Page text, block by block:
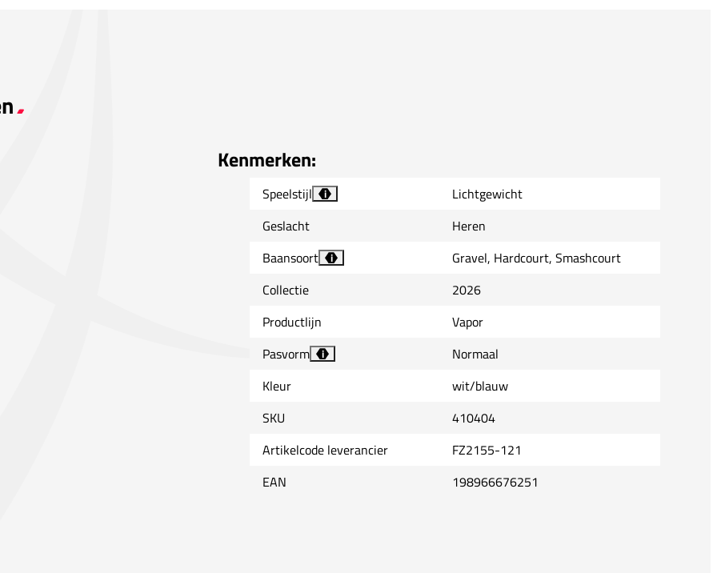
Kenmerken:
Speelstijl i
Lichtgewicht
Geslacht
Heren
Baansoort
i
Gravel, Hardcourt, Smashcourt
Collectie
2026
Productlijn
Vapor
Pasvorm
i
Normaal
Kleur
wit/blauw
SKU
410404
Artikelcode leverancier
FZ2155-121
EAN
198966676251